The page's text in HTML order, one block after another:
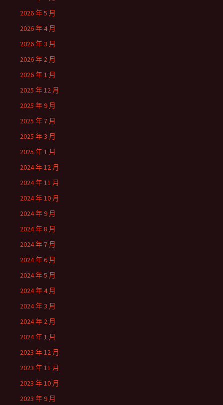
2026 年 5 月
2026 年 4 月
2026 年 3 月
2026 年 2 月
2026 年 1 月
2025 年 12 月
2025 年 9 月
2025 年 7 月
2025 年 3 月
2025 年 1 月
2024 年 12 月
2024 年 11 月
2024 年 10 月
2024 年 9 月
2024 年 8 月
2024 年 7 月
2024 年 6 月
2024 年 5 月
2024 年 4 月
2024 年 3 月
2024 年 2 月
2024 年 1 月
2023 年 12 月
2023 年 11 月
2023 年 10 月
2023 年 9 月